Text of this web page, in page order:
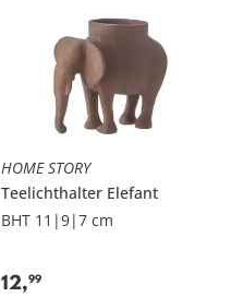
HOME STORY
Teelichthalter Elefant
BHT 11|9|7 cm
12,99